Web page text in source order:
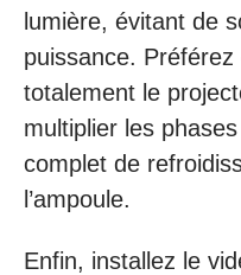
lumière, évitant de
puissance.
totalement le
multiplier les
complet de
l’ampoule.
Enfin, installez le